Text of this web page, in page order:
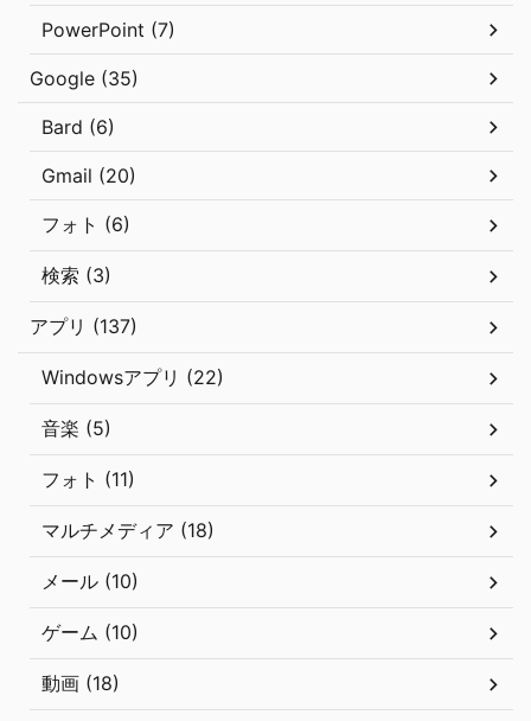
PowerPoint (7)
Google (35)
Bard (6)
Gmail (20)
フォト (6)
検索 (3)
アプリ (137)
Windowsアプリ (22)
音楽 (5)
フォト (11)
マルチメディア (18)
メール (10)
ゲーム (10)
動画 (18)